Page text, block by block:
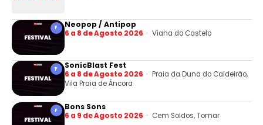
F Neopop / Antipop
6 a 8 de Agosto 2026 Viana do Castelo
F SonicBlast Fest
6 a 8 de Agosto 2026
Praia da Duna do Caldeirão,
Vila Praia de Âncora
F Bons Sons
6 a 9 de Agosto 2026 Cem Soldos, Tomar